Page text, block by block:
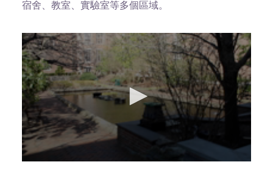
宿舍、教室、實驗室等多個區域。